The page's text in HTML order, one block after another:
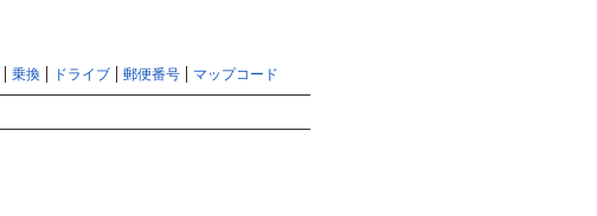
乗換 ドライブ 郵便番号 マップコード